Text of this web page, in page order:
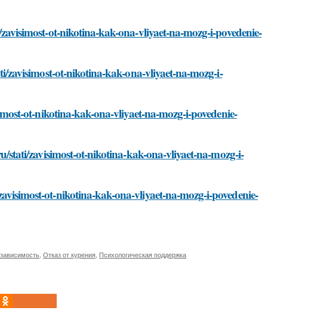
ot-nikotina-kak-ona-vliyaet-na-mozg-i-povedenie-
zavisimost-ot-nikotina-kak-ona-vliyaet-na-mozg-i-
ot-nikotina-kak-ona-vliyaet-na-mozg-i-povedenie-
zavisimost-ot-nikotina-kak-ona-vliyaet-na-mozg-i-
ot-nikotina-kak-ona-vliyaet-na-mozg-i-povedenie-
Отказ от курения Психологическая поддержка